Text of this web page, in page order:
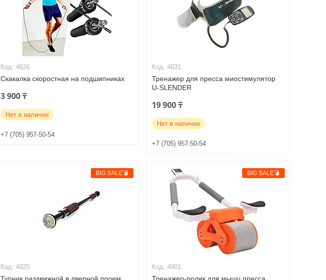
4626
Скакалка скоростная на подшипниках
3 900 ₸
Нет в наличии
+7 (705) 957-50-54
4631
Тренажер для пресса миостимулятор
U-SLENDER
19 900 ₸
Нет в наличии
+7 (705) 957-50-54
BIG SALE💣
4825
BIG SALE💣
4901